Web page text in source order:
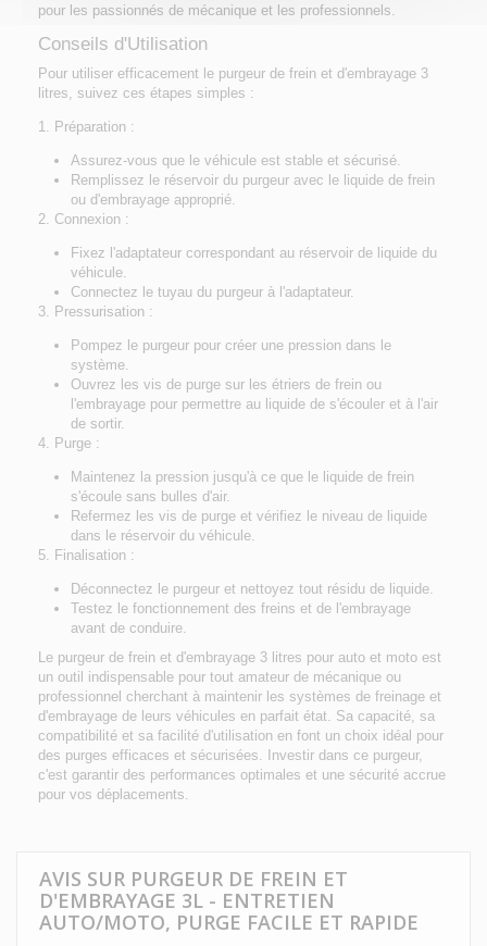
pour les passionnés de mécanique et les professionnels.
Conseils d'Utilisation
Pour utiliser efficacement le purgeur de frein et d'embrayage 3
litres, suivez ces étapes simples :
Préparation :
Assurez-vous que le véhicule est stable et sécurisé.
Remplissez le réservoir du purgeur avec le liquide de frein
ou d'embrayage approprié.
Connexion :
Fixez l'adaptateur correspondant au réservoir de liquide du
véhicule.
Connectez le tuyau du purgeur à l'adaptateur.
Pressurisation :
Pompez le purgeur pour créer une pression dans le
système.
Ouvrez les vis de purge sur les étriers de frein ou
l'embrayage pour permettre au liquide de s'écouler et à l'air
de sortir.
Purge :
Maintenez la pression jusqu'à ce que le liquide de frein
s'écoule sans bulles d'air.
Refermez les vis de purge et vérifiez le niveau de liquide
dans le réservoir du véhicule.
Finalisation :
Déconnectez le purgeur et nettoyez tout résidu de liquide.
Testez le fonctionnement des freins et de l'embrayage
avant de conduire.
Le purgeur de frein et d'embrayage 3 litres pour auto et moto est
un outil indispensable pour tout amateur de mécanique ou
professionnel cherchant à maintenir les systèmes de freinage et
d'embrayage de leurs véhicules en parfait état. Sa capacité, sa
compatibilité et sa facilité d'utilisation en font un choix idéal pour
des purges efficaces et sécurisées. Investir dans ce purgeur,
c'est garantir des performances optimales et une sécurité accrue
pour vos déplacements.
AVIS SUR PURGEUR DE FREIN ET
D'EMBRAYAGE 3L - ENTRETIEN
AUTO/MOTO, PURGE FACILE ET RAPIDE